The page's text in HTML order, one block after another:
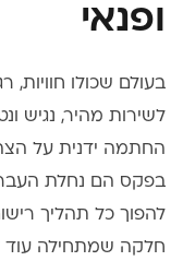
ופנאי
בעולם שכולו חוויות,
לשירות מהיר, נגיש
החתמה ידנית על
בפקס הם נחלת
להפוך כל תהליך
חלקה שמתחילה עוד